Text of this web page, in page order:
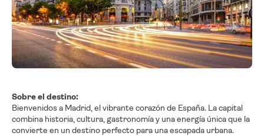
Sobre el destino:
Bienvenidos a Madrid, el vibrante corazón de España. La capital
combina historia, cultura, gastronomía y una energía única que la
convierte en un destino perfecto para una escapada urbana.